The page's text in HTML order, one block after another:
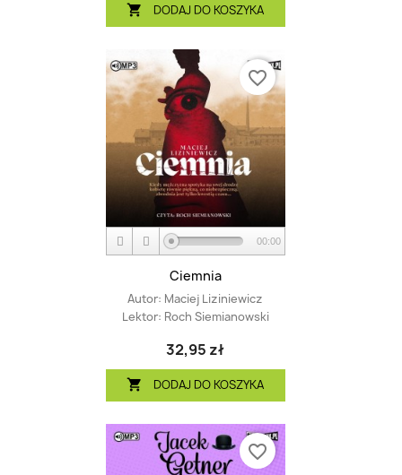
 DODAJ DO KOSZYKA
00:00
Ciemnia
Autor: Maciej Liziniewicz
Lektor: Roch Siemianowski
32,95 zł
 DODAJ DO KOSZYKA
favorite_border
favorite_border